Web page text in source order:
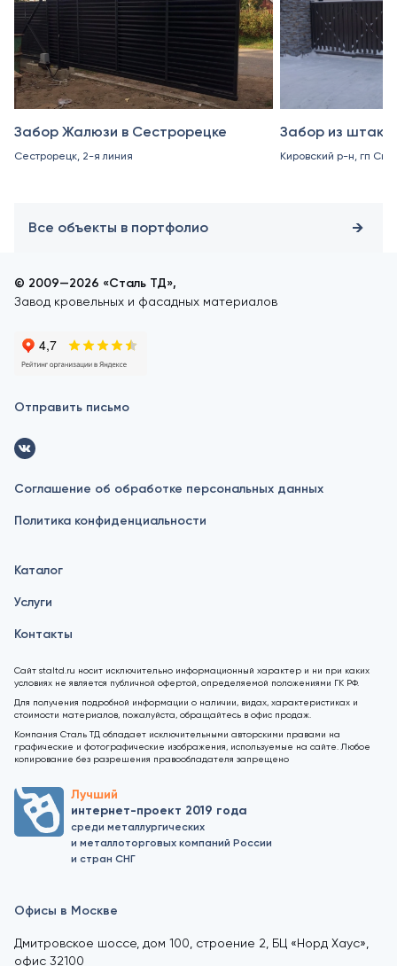
Забор Жалюзи в Сестрорецке
Сестрорецк, 2-я линия
Забор из
Кировский р-н, гп
Все объекты в портфолио
© 2009—2026 «Сталь ТД»,
Завод кровельных и фасадных материалов
Отправить письмо
Соглашение об обработке персональных данных
Политика конфиденциальности
Каталог
Услуги
Контакты
Сайт staltd.ru носит исключительно информационный характер и ни при каких
условиях не является публичной офертой, определяемой положениями ГК РФ.
Для получения подробной информации о наличии, видах, характеристиках и
стоимости материалов, пожалуйста, обращайтесь в офис продаж.
Компания Сталь ТД обладает исключительными авторскими правами на
графические и фотографические изображения, используемые на сайте. Любое
копирование без разрешения правообладателя запрещено
Лучший
интернет-проект 2019 года
среди металлургических
и металлоторговых компаний России
и стран СНГ
Офисы в Москве
Дмитровское шоссе, дом 100, строение 2, БЦ «Норд Хаус»,
офис 32100